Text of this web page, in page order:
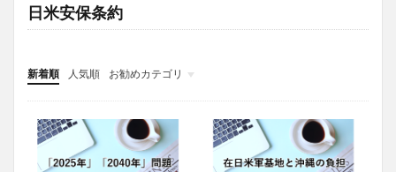
日米安保条約
新着順 人気順
お勧めカテゴリ
投稿
学び
マンガ
電子書籍